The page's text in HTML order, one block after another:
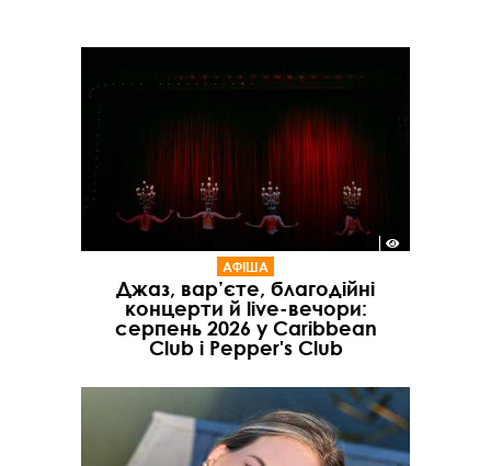
АФІША
Джаз, вар’єте, благодійні
концерти й live-вечори:
серпень 2026 у Caribbean
Club і Pepper's Club